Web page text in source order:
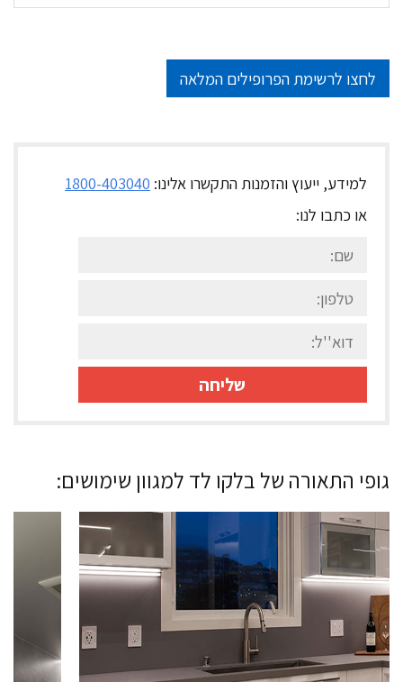
לחצו לרשימת הפרופילים המלאה
למידע, ייעוץ והזמנותהתקשרו אלינו: 1800-403040
או כתבו לנו:
גופי התאורה של בלקו לד למגוון שימושים: